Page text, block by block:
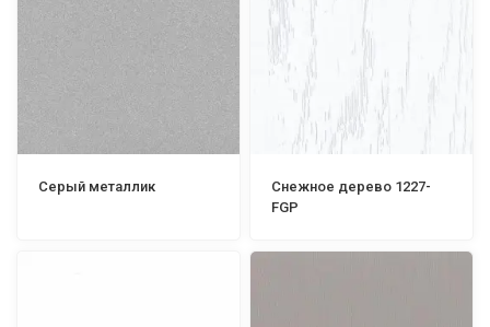
Серый металлик
Снежное дерево 1227-
FGP